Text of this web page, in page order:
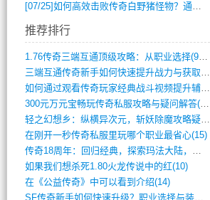
[07/25]如何高效击败传奇白野猪怪物？通关技巧全解析
推荐排行
1.76传奇三端互通顶级攻略：从职业选择(972)
三端互通传奇新手如何快速提升战力与获取稀(379)
如何通过观看传奇玩家经典战斗视频提升辅助(661)
300元万元宝畅玩传奇私服攻略与疑问解答(828)
轻之幻想乡：纵横异次元，斩妖除魔攻略疑云(404)
在刚开一秒传奇私服里玩哪个职业最省心(15)
传奇18周年：回归经典，探索玛法大陆，寻(798)
如果我们想杀死1.80火龙传说中的红(10)
在《公益传奇》中可以看到介绍(14)
SF传奇新手如何快速升级？职业选择与装备(711)